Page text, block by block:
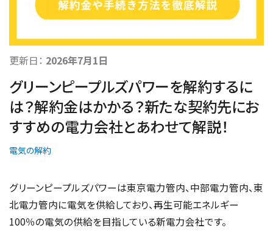
更新日： 2026年7月1日
グリーンピープルズパワーを解約するに
は？解約金はかかる？新たな契約先にお
すすめの電力会社とあわせて解説！
電気の解約
グリーンピープルズパワーは東京電力管内、中部電力管内、東
北電力管内に電気を供給しており、再生可能エネルギー
100％の電気の供給を目指している新電力会社です。